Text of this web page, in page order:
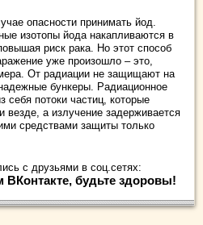
опасности принимать йод.
изотопы йода накапливаются в
риск рака. Но этот способ
уже произошло – это,
От радиации не защищают на
бункеры. Радиационное
себя потоки частиц, которые
везде, а излучение задерживается
средствами защиты только
с друзьями в соц.сетях:
ВКонтакте, будьте здоровы!